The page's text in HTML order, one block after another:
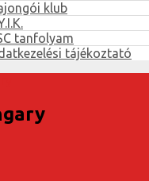
klub
tanfolyam
tájékoztató